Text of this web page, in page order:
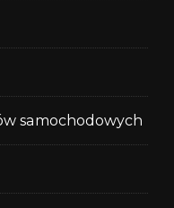
samochodowych